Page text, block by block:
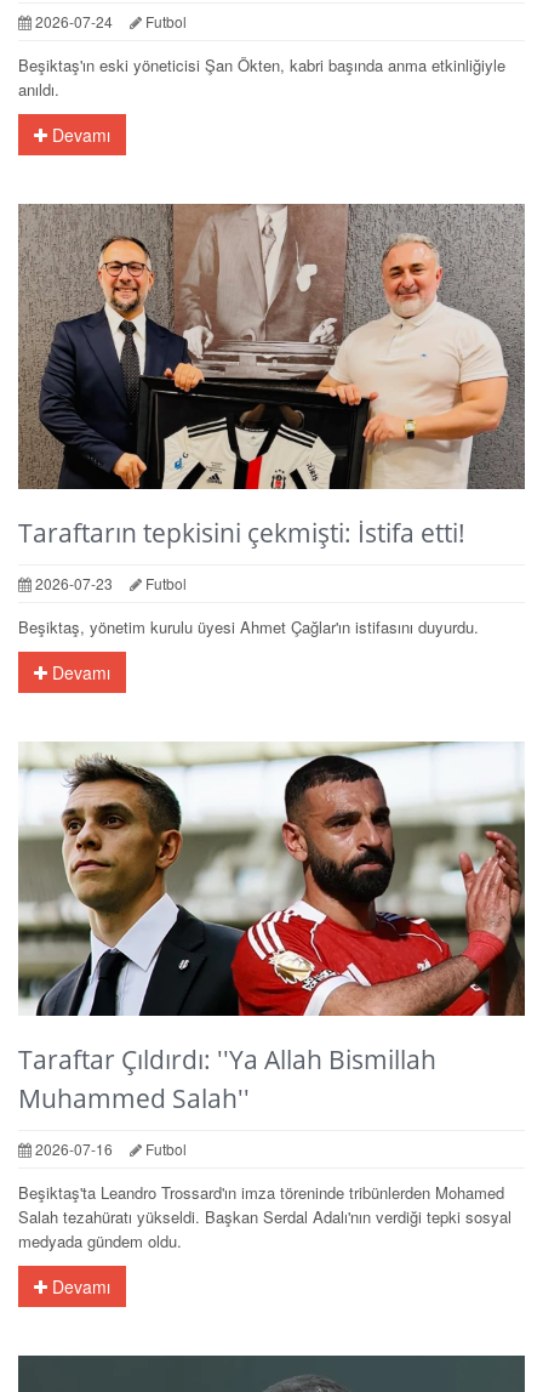
2026-07-24 Futbol
Beşiktaş'ın eski yöneticisi Şan Ökten, kabri başında anma etkinliğiyle
anıldı.
Devamı
Taraftarın tepkisini çekmişti: İstifa etti!
2026-07-23 Futbol
Beşiktaş, yönetim kurulu üyesi Ahmet Çağlar'ın istifasını duyurdu.
Devamı
Taraftar Çıldırdı: ''Ya Allah Bismillah
Muhammed Salah''
2026-07-16 Futbol
Beşiktaş'ta Leandro Trossard'ın imza töreninde tribünlerden Mohamed
Salah tezahüratı yükseldi. Başkan Serdal Adalı'nın verdiği tepki sosyal
medyada gündem oldu.
Devamı